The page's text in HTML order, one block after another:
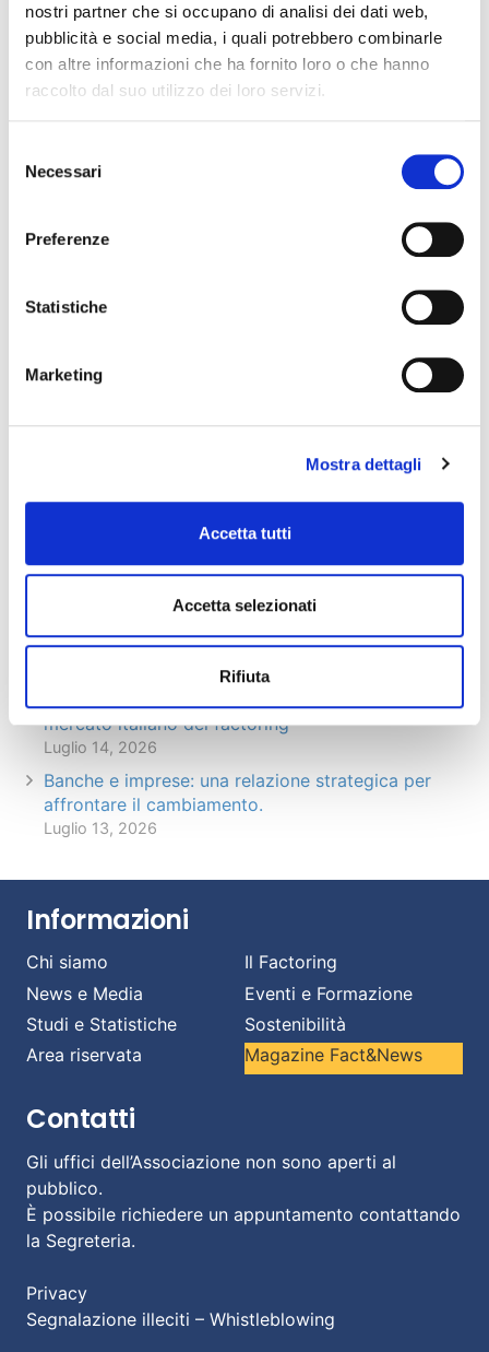
nostri partner che si occupano di analisi dei dati web,
pubblicità e social media, i quali potrebbero combinarle
con altre informazioni che ha fornito loro o che hanno
raccolto dal suo utilizzo dei loro servizi.
delNecessari
Preferenze
Statistiche
Marketing
Mostra dettagli
Accetta tutti
Accetta selezionati
Rifiuta
“Banca d’Italia: l’intermediazione creditizia non
bancaria nel 2022” di Nicoletta Burini
“La riforma del CRR” di Diego Tavecchia
Leggi qui FACT&NEWS
Articolo precedente Articolo successivo
Il factoring in cifre – giugno 2026 (dati
Luglio 29, 2026
Prosegue la crescita di factoring, leasing e credito
alle famiglie: +2,5% nei primi 4 mesi del 2026,
Fact&News: “Le nuove frontiere del factoring”
mercato italiano del factoring
Luglio 14, 2026
Banche e imprese: una relazione strategica per
affrontare il cambiamento.
Luglio 13, 2026
Informazioni
Chi siamo
Il Factoring
News e Media
Eventi e Formazione
Studi e Statistiche
Sostenibilità
Area riservata
Magazine Fact&News
Contatti
Gli uffici dell’Associazione non sono aperti al
pubblico.
È possibile richiedere un appuntamento contattando
la Segreteria.
Privacy
Segnalazione illeciti – Whistleblowing